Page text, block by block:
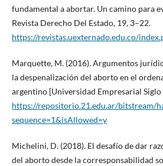
fundamental a abortar. Un camino para
Revista Derecho Del Estado, 19, 3–22.
https://revistas.uexternado.edu.co/
Marquette, M. (2016). Argumentos
la despenalización del aborto en el
argentino [Universidad Empresarial Siglo
https://repositorio.21.edu.ar/bitstream/
sequence=1&isAllowed=y
Michelini, D. (2018). El desafío de dar
del aborto desde la corresponsabilidad